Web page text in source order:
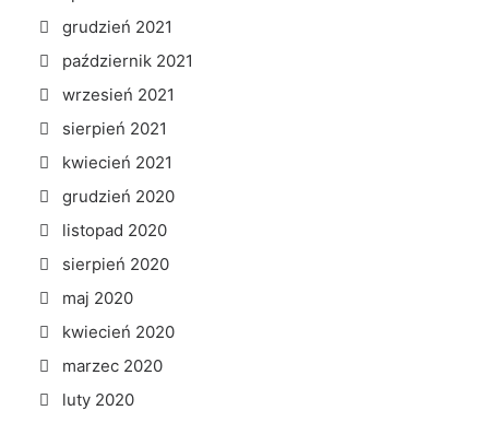
grudzień 2021
październik 2021
wrzesień 2021
sierpień 2021
kwiecień 2021
grudzień 2020
listopad 2020
sierpień 2020
maj 2020
kwiecień 2020
marzec 2020
luty 2020